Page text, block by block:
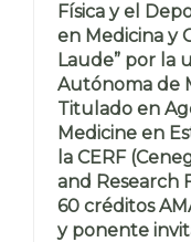
Física y el
en Medicina y
Laude” por la
Autónoma de
Titulado en
Medicine en
la CERF
and Research
60 créditos
y ponente